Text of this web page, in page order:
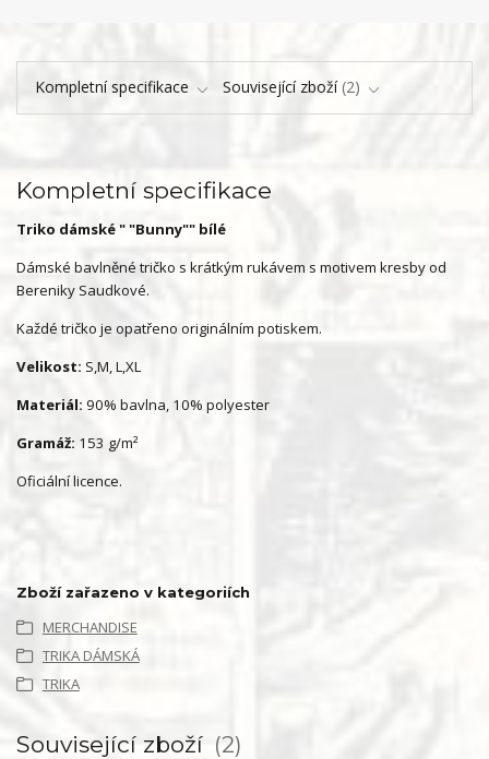
Kompletní specifikace Související zboží 2
Kompletní specifikace
Triko dámské " "Bunny"" bílé
Dámské bavlněné tričko s krátkým rukávem s motivem kresby od
Bereniky Saudkové.
Každé tričko je opatřeno originálním potiskem.
Velikost: S,M, L,XL
Materiál: 90% bavlna, 10% polyester
Gramáž: 153 g/m²
Oficiální licence.
Zboží zařazeno v kategoriích
MERCHANDISE
TRIKA DÁMSKÁ
TRIKA
Související zboží 2